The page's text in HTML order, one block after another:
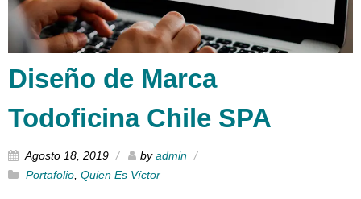
Diseño de Marca
Todoficina Chile SPA
Agosto 18, 2019 byadmin
Portafolio Quien Es Víctor